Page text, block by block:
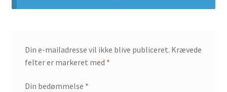
Din e-mailadresse vil ikke blive publiceret. Krævede
felter er markeret med *
Din bedømmelse *